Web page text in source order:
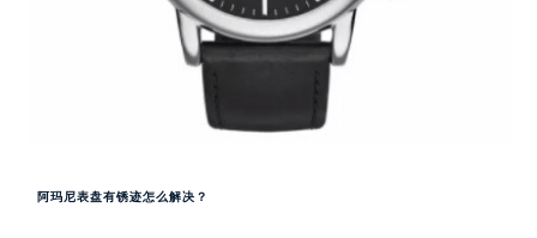
阿玛尼表盘有锈迹怎么解决？